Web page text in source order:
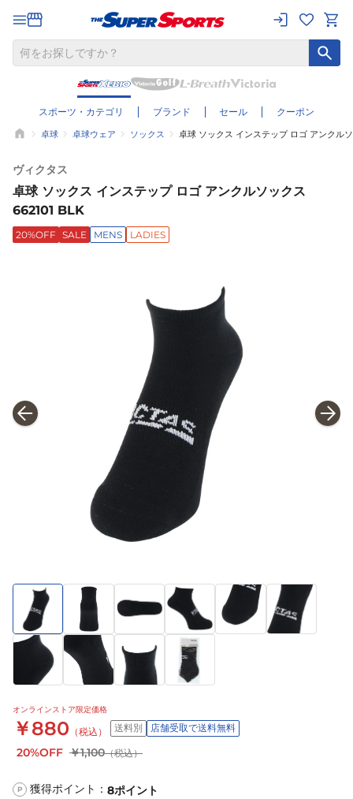
スポーツ・カテゴリ ブランド セール クーポン
卓球 卓球ウェア ソックス 卓球 ソックス インステップ ロゴ アンクル
ヴィクタス
卓球 ソックス インステップ ロゴ アンクルソックス
662101 BLK
20%OFF SALE MENS LADIES
オンラインストア限定価格
￥880 （税込） 送料別 店舗受取で送料無料
20%OFF ￥1,100（税込）
P 獲得ポイント： 8ポイント